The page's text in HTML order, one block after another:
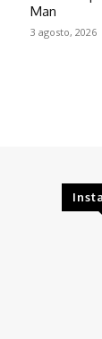
Man
3 agosto, 2026